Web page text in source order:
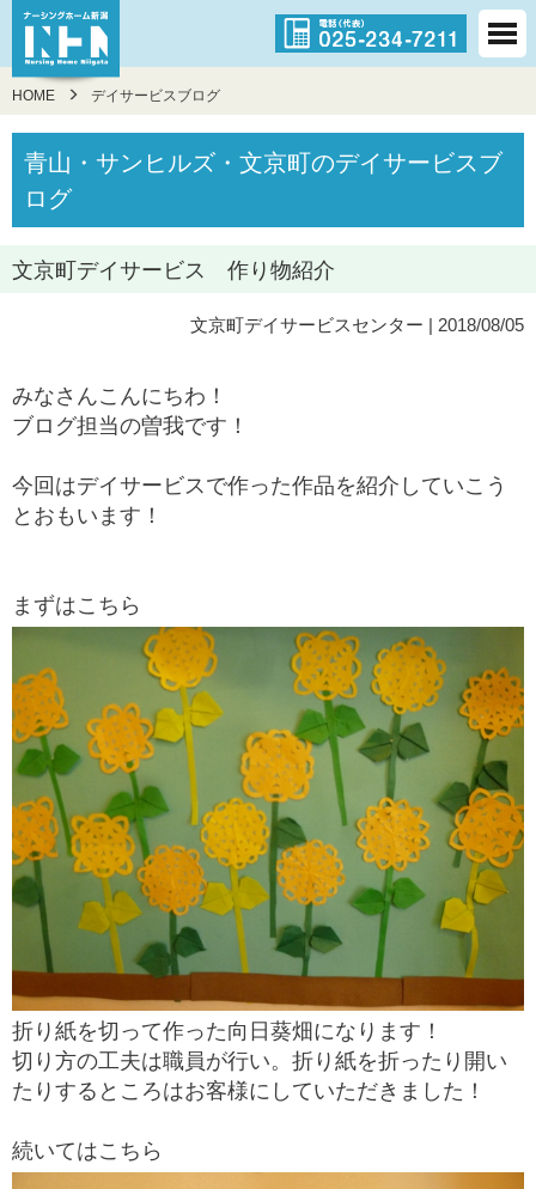
HOME デイサービスブログ
青山・サンヒルズ・文京町のデイサービスブ
ログ
文京町デイサービス 作り物紹介
文京町デイサービスセンター | 2018/08/05
みなさんこんにちわ！
ブログ担当の曽我です！
今回はデイサービスで作った作品を紹介していこう
とおもいます！
まずはこちら
折り紙を切って作った向日葵畑になります！
切り方の工夫は職員が行い。折り紙を折ったり開い
たりするところはお客様にしていただきました！
続いてはこちら